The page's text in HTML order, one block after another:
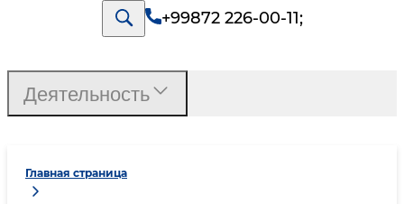
+99872 226-00-11;
Главная страница
Деятельность